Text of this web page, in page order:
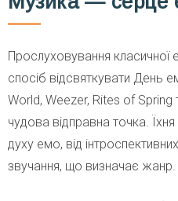
Прослуховування
спосіб відсвяткувати День
World, Weezer, Rites of Spring
чудова відправна точка.
духу емо, від
звучання, що визначає жанр.